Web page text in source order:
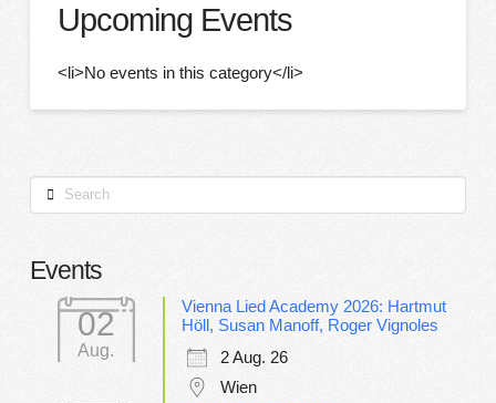
Upcoming Events
<li>No events in this category</li>
Search
Events
02
Aug.
Vienna Lied Academy 2026: Hartmut
Höll, Susan Manoff, Roger Vignoles
2 Aug. 26
Wien